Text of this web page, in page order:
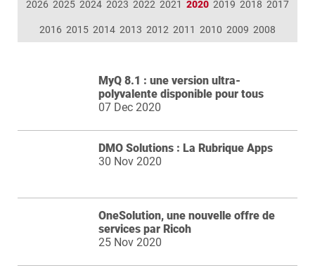
2026 2025 2024 2023 2022 2021 2020 2019 2018 2017
2016 2015 2014 2013 2012 2011 2010 2009 2008
MyQ 8.1 : une version ultra-
polyvalente disponible pour tous
07 Dec 2020
DMO Solutions : La Rubrique Apps
30 Nov 2020
OneSolution, une nouvelle offre de
services par Ricoh
25 Nov 2020